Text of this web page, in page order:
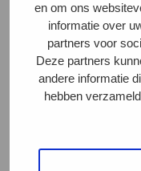
en om ons
informatie over
partners voor
Deze partners
andere informatie
hebben
acht met de
de handschoen
verbeteren.” Ook
ACM
toepassen van de
nog lang niet
ook geen ster van